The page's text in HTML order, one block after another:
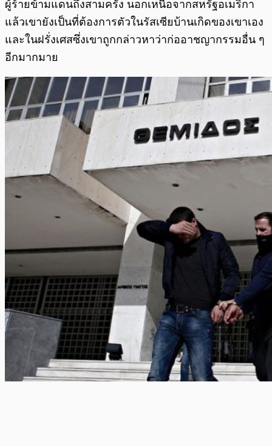
ผู้ร้ายข้ามแดนถึงสามครั้ง นอกเหนือจากสหรัฐอเมริกา
แล้วเขายังเป็นที่ต้องการตัวในรัสเซียบ้านเกิดของเขาเอง
และในฝรั่งเศสซึ่งเขาถูกกล่าวหาว่าก่ออาชญากรรมอื่น ๆ
อีกมากมาย